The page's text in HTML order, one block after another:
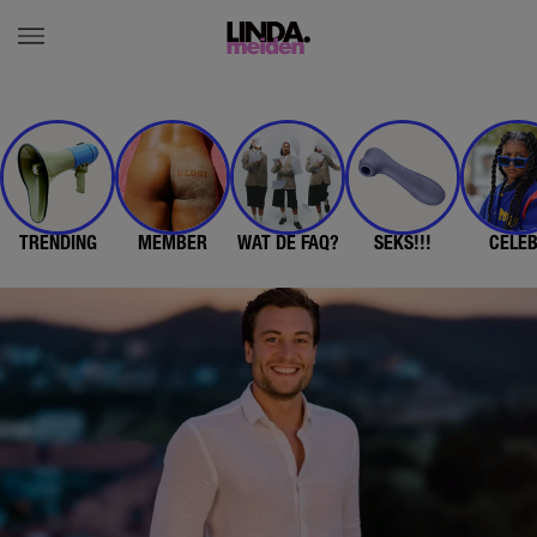
TRENDING MEMBER WAT DE FAQ? SEKS!!!